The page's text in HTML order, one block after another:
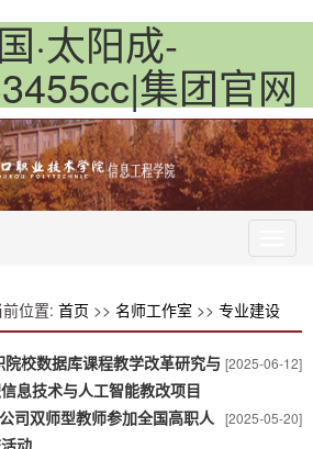
·太阳成-
集团官网
前位置: 首页 >> 名师工作室 >> 专业建设
[2025-06-12]
校数据库课程教学改革研究与
息技术与人工智能教改项目
[2025-05-20]
双师型教师参加全国高职人